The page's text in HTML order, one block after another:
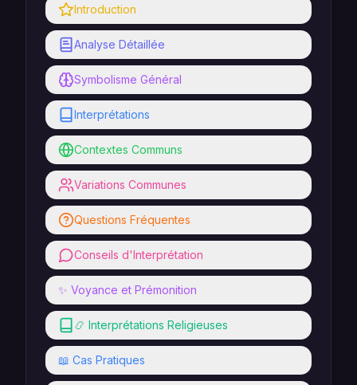
Introduction
Analyse Détaillée
Symbolisme Général
Interprétations
Contextes Communs
Variations Communes
Questions Fréquentes
Conseils d'Interprétation
✨ Voyance et Prémonition
📿 Interprétations Religieuses
📖 Cas Pratiques